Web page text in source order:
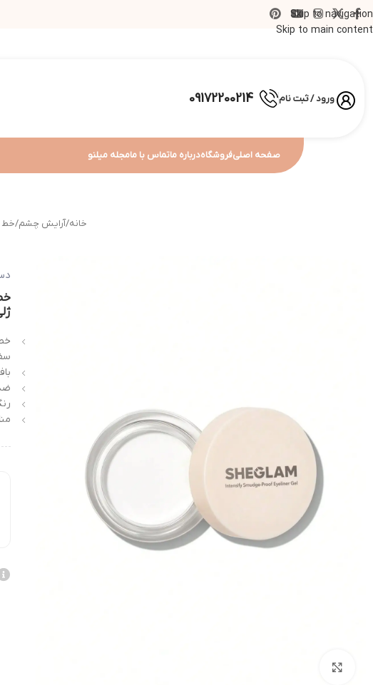
Skip to navigation
Skip to main content
ورود / ثبت نام 09172200214
صفحه اصلیفروشگاهدرباره ماتماس با مامجله میلنو
خانه/آرایش چشم/